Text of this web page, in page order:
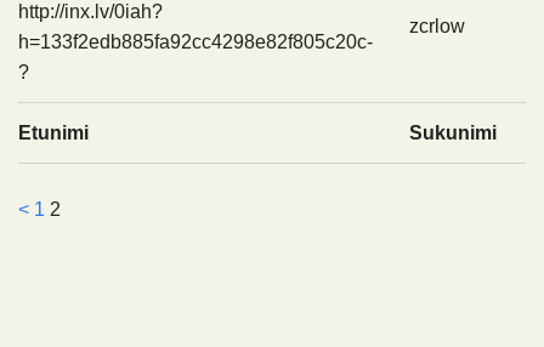
Etunimi Sukunimi
http://inx.lv/0iah?
h=133f2edb885fa92cc4298e82f805c20c-
?
zcrlow
< 1 2